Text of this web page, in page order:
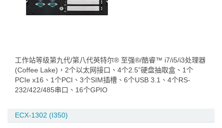
工作站等级第九代/第八代英特尔® 至强®/酷睿™ i7/i5/i3处理器
(Coffee Lake)，2个以太网接口、4个2.5”硬盘抽取盒、1个
PCIe x16、1个PCI、3个SIM插槽、6个USB 3.1、4个RS-
232/422/485串口、16个GPIO
ECX-1302 (I350)